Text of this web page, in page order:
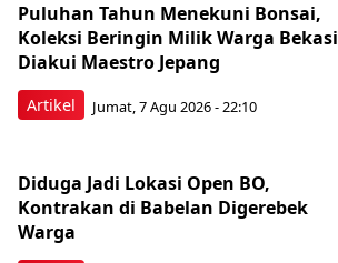
Artikel
Puluhan Tahun Menekuni Bonsai,
Koleksi Beringin Milik Warga Bekasi
Diakui Maestro Jepang
Jumat, 7 Agu 2026 - 22:10
Diduga Jadi Lokasi Open BO,
Kontrakan di Babelan Digerebek
Warga